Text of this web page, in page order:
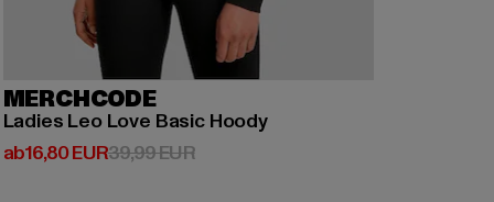
MERCHCODE
Ladies Leo Love Basic Hoody
ab16,80 EUR
Derzeitiger Preis: ab 16,80 EUR
39,99 EURAktionspreis: 39,99 EUR